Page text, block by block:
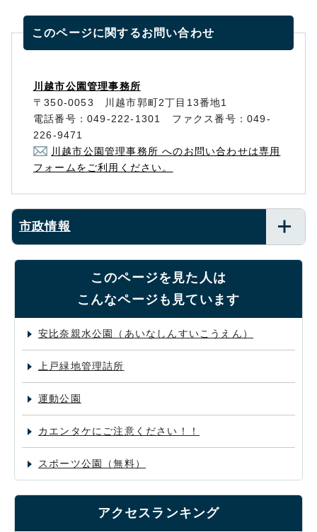
このページに関するお問い合わせ
川越市公園管理事務所
〒350-0053 川越市郭町2丁目13番地1
電話番号：049-222-1301 ファクス番号：049-
226-9471
川越市公園管理事務所 へのお問い合わせは専用
フォームをご利用ください。
市政情報
このページを見た人は
こんなページも見ています
安比奈親水公園（あいなしんすいこうえん）
上戸緑地管理詰所
運動公園
カエンタケにご注意ください！！
スポーツ公園（無料）
アクセスランキング